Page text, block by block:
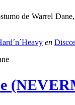
de Warrel
en